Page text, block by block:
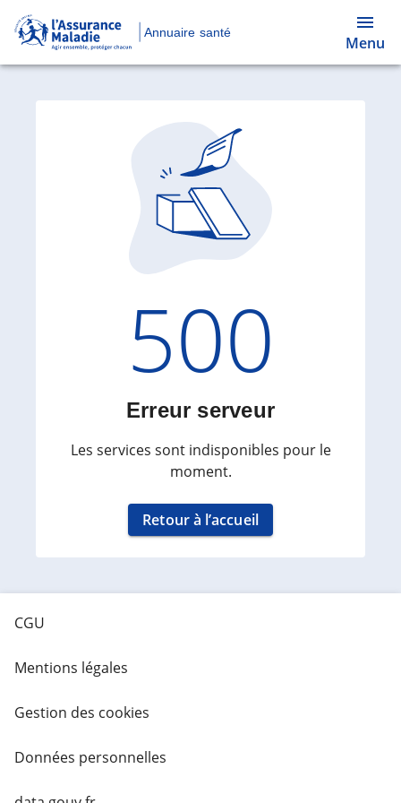
Annuaire santé
Menu
Code
500
Erreur serveur
Les services sont indisponibles pour le
moment.
Retour à l’accueil
CGU
Mentions légales
Gestion des cookies
Données personnelles